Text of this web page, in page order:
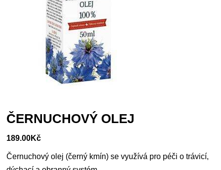
ČERNUCHOVÝ OLEJ
189.00Kč
Černuchový olej (černý kmín) se využívá pro péči o trávicí,